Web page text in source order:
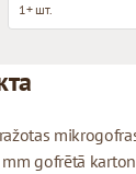
1+ шт.
gofrētā